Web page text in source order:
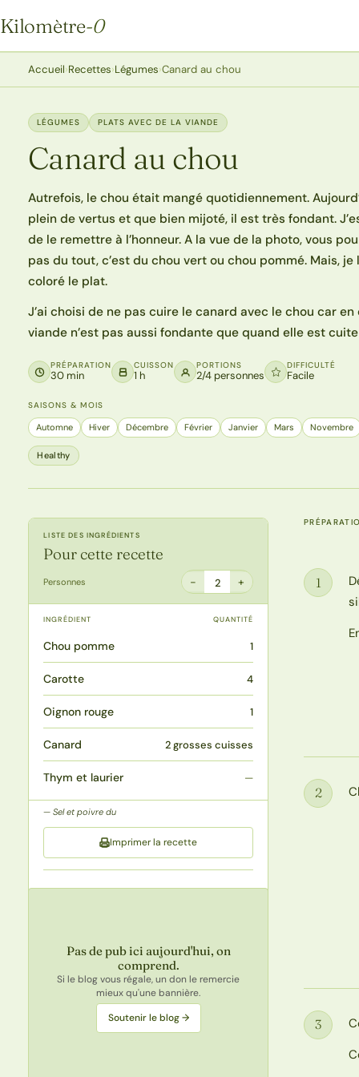
Kilomètre-0
Kilomètre-0
Accueil›Recettes›Légumes›Canard au chou
LÉGUMES PLATS AVEC DE LA VIANDE
Canard au chou
Autrefois, le chou était mangé quotidiennement.
plein de vertus et que bien mijoté, il est très fondant.
de le remettre à l’honneur. A la vue de la photo, vous
pas du tout, c’est du chou vert ou chou pommé. Mais,
coloré le plat.
J’ai choisi de ne pas cuire le canard avec le chou car
viande n’est pas aussi fondante que quand elle est
PRÉPARATION
30 min
CUISSON
1 h
PORTIONS
2/4 personnes
DIFFICULTÉ
Facile
SAISONS & MOIS
Automne Hiver Décembre Février Janvier Mars Novembre
Healthy
LISTE DES INGRÉDIENTS
Pour cette recette
Personnes − 2 +
INGRÉDIENT QUANTITÉ
Chou pomme 1
Carotte 4
Oignon rouge 1
Canard 2 grosses cuisses
Thym et laurier —
Sel et poivre du
Imprimer la recette
Pas de pub ici aujourd'hui, on
comprend.
Si le blog vous régale, un don le remercie
mieux qu'une bannière.
Soutenir le blog →
Étape
1
Étape
2
Étape
3